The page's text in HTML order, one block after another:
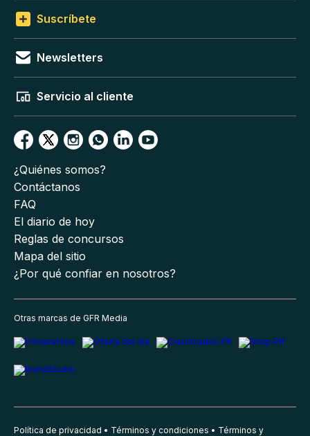
Suscríbete
Newsletters
Servicio al cliente
¿Quiénes somos?
Contáctanos
FAQ
El diario de hoy
Reglas de concursos
Mapa del sitio
¿Por qué confiar en nosotros?
Otras marcas de GFR Media
Política de privacidad Términos y condiciones Términos y